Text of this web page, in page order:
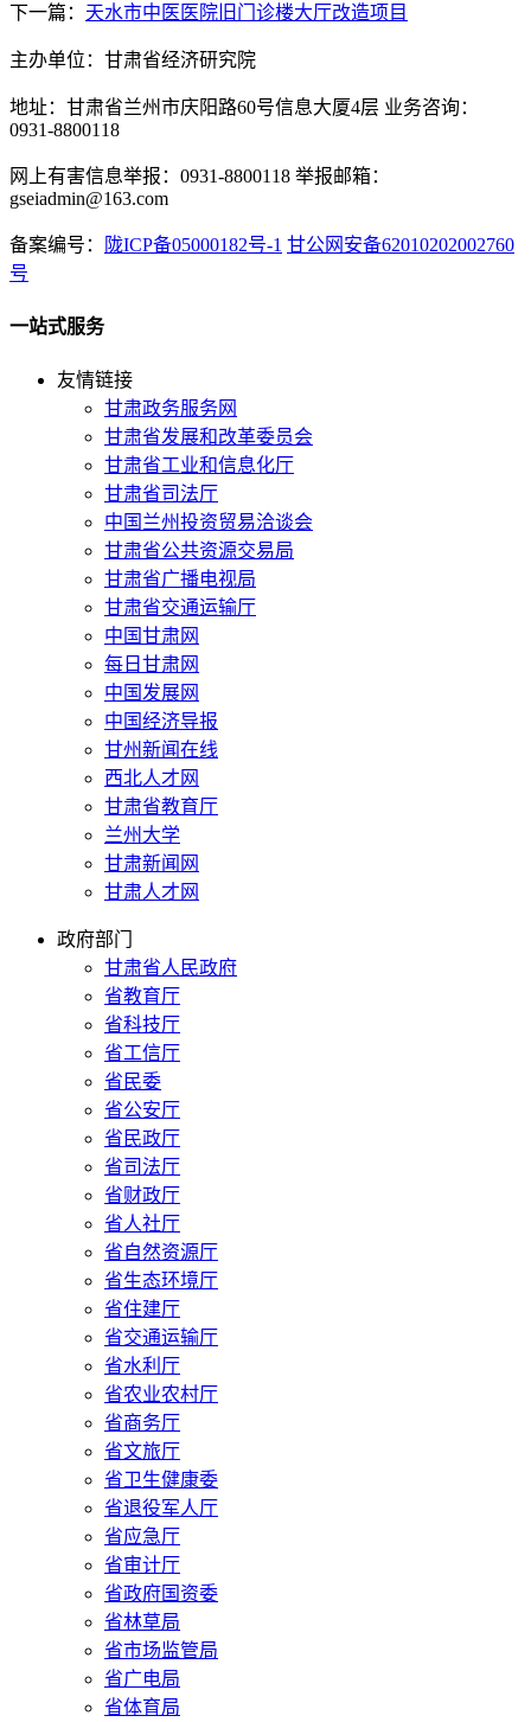
下一篇： 天水市中医医院旧门诊楼大厅改造项目
主办单位：甘肃省经济研究院
地址：甘肃省兰州市庆阳路60号信息大厦4层 业务咨询：
0931-8800118
网上有害信息举报：0931-8800118 举报邮箱：
gseiadmin@163.com
备案编号： 陇ICP备05000182号-1 甘公网安备62010202002760
号
一站式服务
友情链接
甘肃政务服务网
甘肃省发展和改革委员会
甘肃省工业和信息化厅
甘肃省司法厅
中国兰州投资贸易洽谈会
甘肃省公共资源交易局
甘肃省广播电视局
甘肃省交通运输厅
中国甘肃网
每日甘肃网
中国发展网
中国经济导报
甘州新闻在线
西北人才网
甘肃省教育厅
兰州大学
甘肃新闻网
甘肃人才网
政府部门
甘肃省人民政府
省教育厅
省科技厅
省工信厅
省民委
省公安厅
省民政厅
省司法厅
省财政厅
省人社厅
省自然资源厅
省生态环境厅
省住建厅
省交通运输厅
省水利厅
省农业农村厅
省商务厅
省文旅厅
省卫生健康委
省退役军人厅
省应急厅
省审计厅
省政府国资委
省林草局
省市场监管局
省广电局
省体育局